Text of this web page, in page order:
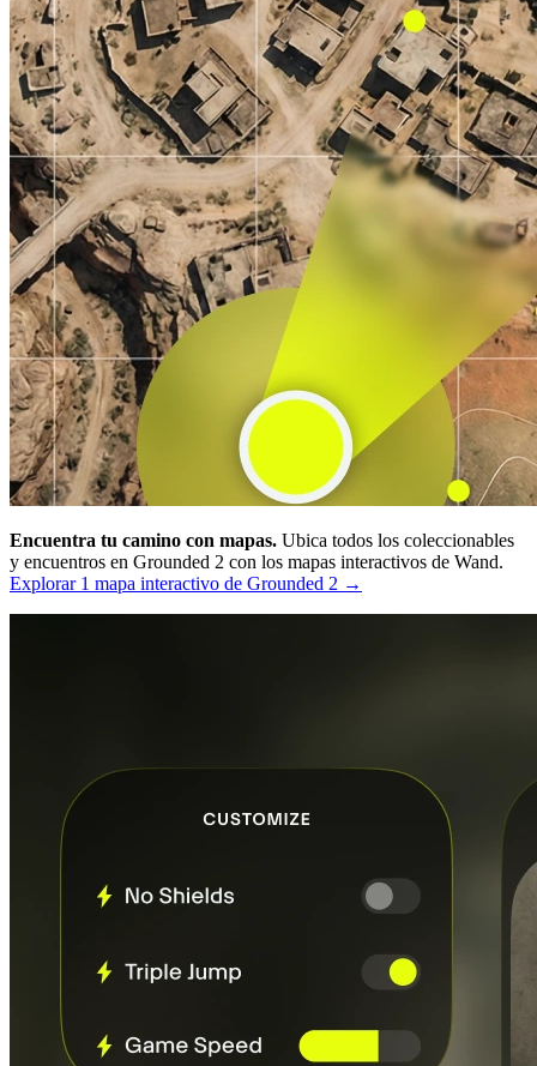
Encuentra tu camino con mapas. Ubica todos los coleccionables
y encuentros en Grounded 2 con los mapas interactivos de Wand.
Explorar 1 mapa interactivo de Grounded 2 →